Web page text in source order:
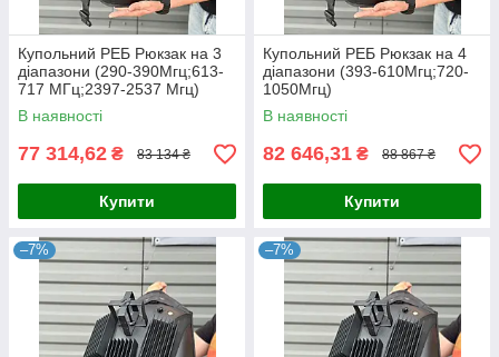
Купольний РЕБ Рюкзак на 3
діапазони (290-390Мгц;613-
717 МГц;2397-2537 Мгц)
В наявності
77 314,62 ₴ 83 134 ₴
Купити
Купольний РЕБ Рюкзак на 4
діапазони (393-610Мгц;720-
1050Мгц)
В наявності
82 646,31 ₴ 88 867 ₴
Купити
–7% –7%